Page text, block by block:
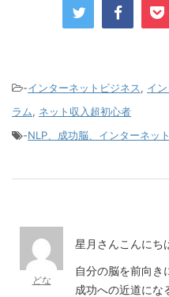
-インターネットビジネス, イ
ラム, ネット収入超初心者
-NLP、成功脳、インターネッ
どな
星月さんこんにち
自分の脳を前向き
成功への近道にな